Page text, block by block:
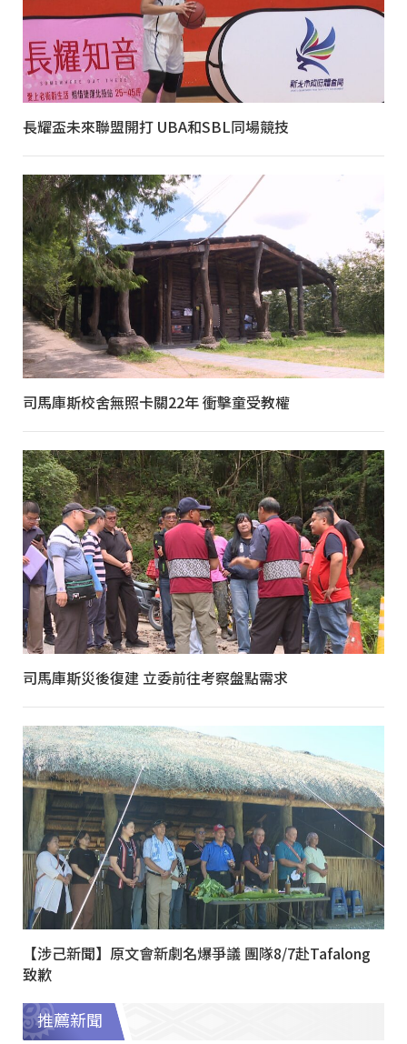
長耀盃未來聯盟開打 UBA和SBL同場競技
司馬庫斯校舍無照卡關22年 衝擊童受教權
司馬庫斯災後復建 立委前往考察盤點需求
【涉己新聞】原文會新劇名爆爭議 團隊8/7赴Tafalong
致歉
推薦新聞